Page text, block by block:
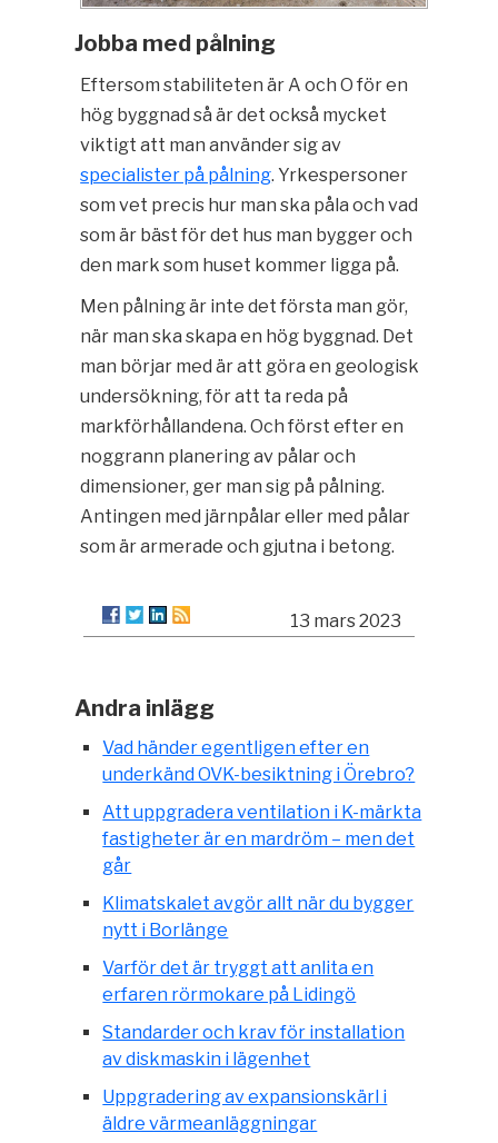
Jobba med pålning
Eftersom stabiliteten är A och O för en
hög byggnad så är det också mycket
viktigt att man använder sig av
specialister på pålning. Yrkespersoner
som vet precis hur man ska påla och vad
som är bäst för det hus man bygger och
den mark som huset kommer ligga på.
Men pålning är inte det första man gör,
när man ska skapa en hög byggnad. Det
man börjar med är att göra en geologisk
undersökning, för att ta reda på
markförhållandena. Och först efter en
noggrann planering av pålar och
dimensioner, ger man sig på pålning.
Antingen med järnpålar eller med pålar
som är armerade och gjutna i betong.
13 mars 2023
Andra inlägg
Vad händer egentligen efter en
underkänd OVK-besiktning i Örebro?
Att uppgradera ventilation i K-märkta
fastigheter är en mardröm – men det
går
Klimatskalet avgör allt när du bygger
nytt i Borlänge
Varför det är tryggt att anlita en
erfaren rörmokare på Lidingö
Standarder och krav för installation
av diskmaskin i lägenhet
Uppgradering av expansionskärl i
äldre värmeanläggningar